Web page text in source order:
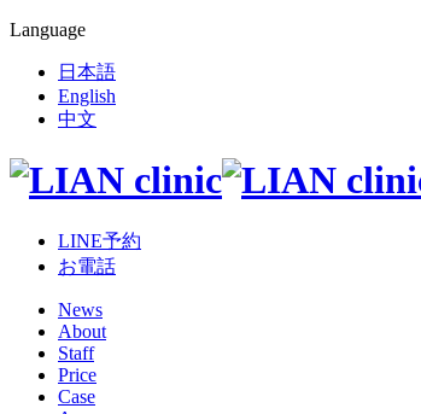
Language
日本語
English
中文
LINE予約
お電話
News
About
Staff
Price
Case